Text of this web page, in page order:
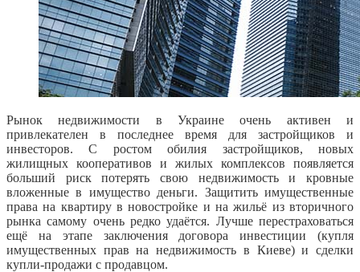
Рынок недвижимости в Украине очень активен и
привлекателен в последнее время для застройщиков и
инвесторов. С ростом обилия застройщиков, новых
жилищных кооперативов и жилых комплексов появляется
больший риск потерять свою недвижимость и кровные
вложенные в имущество деньги. Защитить имущественные
права на квартиру в новостройке и на жильё из вторичного
рынка самому очень редко удаётся. Лучше перестраховаться
ещё на этапе заключения договора инвестиции (купля
имущественных прав на недвижимость в Киеве) и сделки
купли-продажи с продавцом.